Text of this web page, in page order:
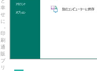
幸
せ
に
-
印
刷
通
販
プ
リ